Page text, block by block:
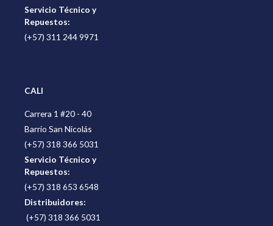
Servicio Técnico y
Repuestos:
(+57) 311 244 9971
CALI
Carrera 1 #20 - 40
Barrio San Nicolás
(+57) 318 366 5031
Servicio Técnico y
Repuestos:
(+57) 318 653 6548
Distribuidores:
(+57) 318 366 5031